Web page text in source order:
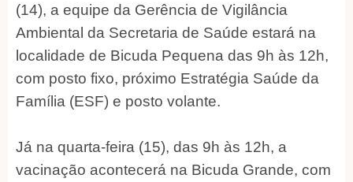
(14), a equipe da Gerência de Vigilância
Ambiental da Secretaria de Saúde estará na
localidade de Bicuda Pequena das 9h às 12h,
com posto fixo, próximo Estratégia Saúde da
Família (ESF) e posto volante.
Já na quarta-feira (15), das 9h às 12h, a
vacinação acontecerá na Bicuda Grande, com